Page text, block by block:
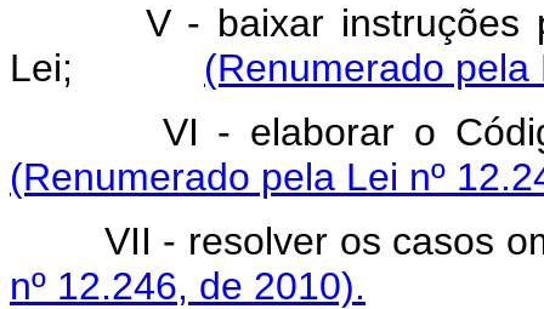
V - baixar instruções
Lei; (Renumerado pela
VI - elaborar o
(Renumerado pela Lei nº
VII - resolver os casos
nº 12.246, de 2010).